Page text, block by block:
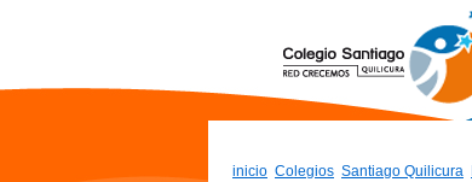
inicio Colegios Santiago Quilicura